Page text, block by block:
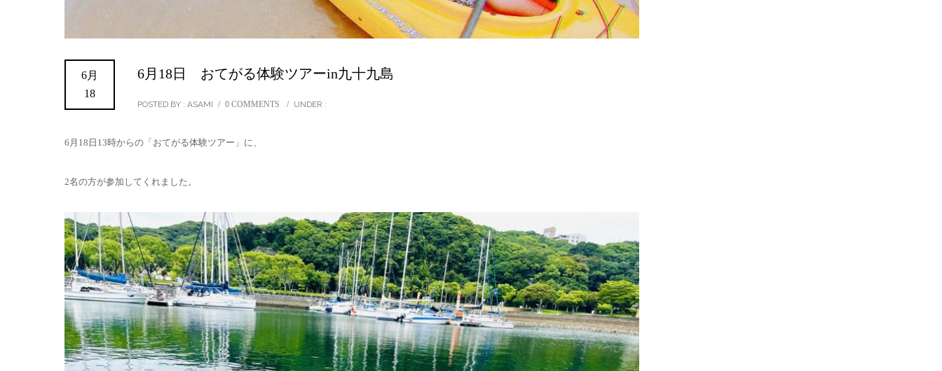
6月
18
6月18日 おてがる体験ツアーin九十九島
POSTED BY : ASAMI / 0 COMMENTS / UNDER :
6月18日13時からの「おてがる体験ツアー」に、
2名の方が参加してくれました。